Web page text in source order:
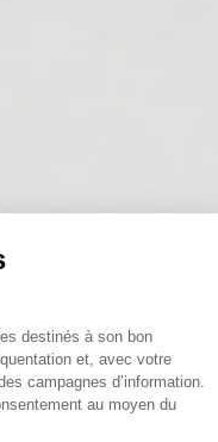
destinés à son bon
et, avec votre
campagnes d’information.
au moyen du